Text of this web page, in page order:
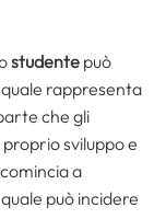
studente può
rappresenta
che gli
sviluppo e
a
può incidere